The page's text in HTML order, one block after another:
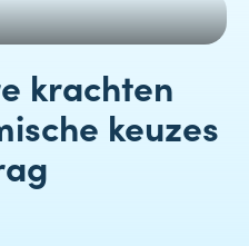
krachten
keuzes